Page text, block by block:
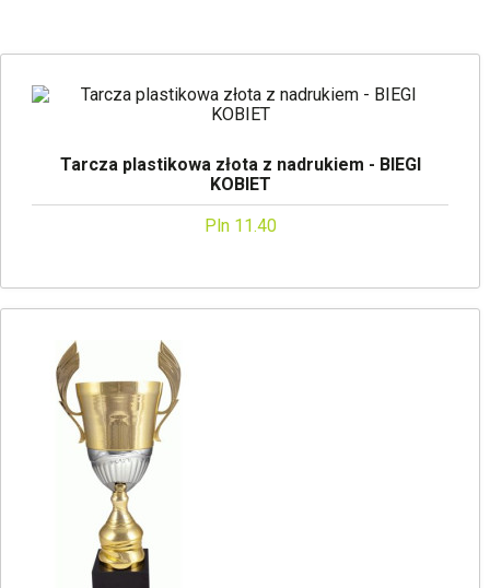
Tarcza plastikowa złota z nadrukiem - BIEGI
KOBIET
Pln 11.40